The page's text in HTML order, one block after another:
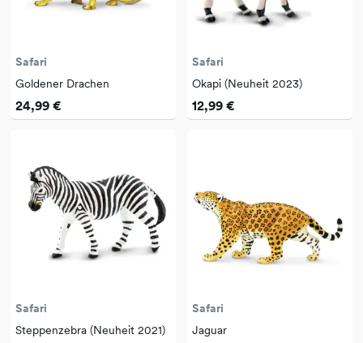
Safari
Goldener Drachen
24,99 €
Safari
Okapi (Neuheit 2023)
12,99 €
Safari
Steppenzebra (Neuheit 2021)
Safari
Jaguar